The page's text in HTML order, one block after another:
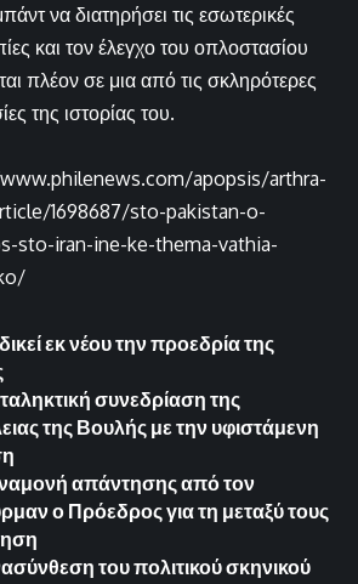
να διατηρήσει τις εσωτερικές
και τον έλεγχο του οπλοστασίου
πλέον σε μια από τις σκληρότερες
της ιστορίας του.
apopsis/arthra-
1698687/sto-pakistan-o-
sto-iran-ine-ke-thema-vathia-
εκ νέου την προεδρία της
συνεδρίαση της
της Βουλής με την υφιστάμενη
απάντησης από τον
ο Πρόεδρος για τη μεταξύ τους
του πολιτικού σκηνικού